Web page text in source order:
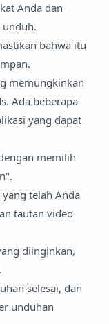
Anda dan
bahwa itu
memungkinkan
Ada beberapa
yang dapat
memilih
telah Anda
tautan video
diinginkan,
selesai, dan
unduhan